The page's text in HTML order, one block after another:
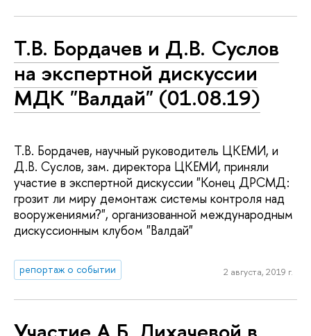
Т.В. Бордачев и Д.В. Суслов
на экспертной дискуссии
МДК "Валдай" (01.08.19)
Т.В. Бордачев, научный руководитель ЦКЕМИ, и
Д.В. Суслов, зам. директора ЦКЕМИ, приняли
участие в экспертной дискуссии "Конец ДРСМД:
грозит ли миру демонтаж системы контроля над
вооружениями?", организованной международным
дискуссионным клубом "Валдай"
репортаж о событии 2 августа, 2019 г.